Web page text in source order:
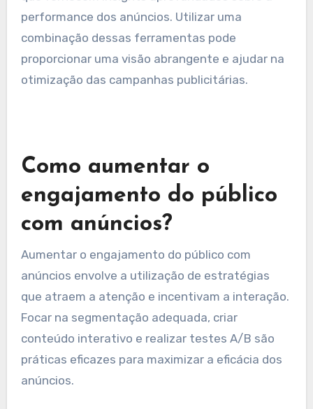
ajustem suas estratégias com base em dados
reais.
Além disso, existem ferramentas específicas de
combinação dessas ferramentas pode
proporcionar uma visão abrangente e ajudar na
otimização das campanhas publicitárias.
Como aumentar o
engajamento do público
com anúncios?
Aumentar o engajamento do público com